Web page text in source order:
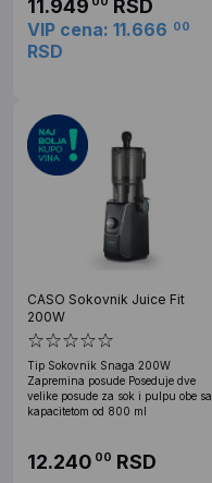
11.949 RSD
VIP cena: 11.666 00
RSD
CASO Sokovnik Juice Fit
200W
Tip Sokovnik Snaga 200W
Zapremina posude Poseduje dve
velike posude za sok i pulpu obe sa
kapacitetom od 800 ml
12.240 00 RSD